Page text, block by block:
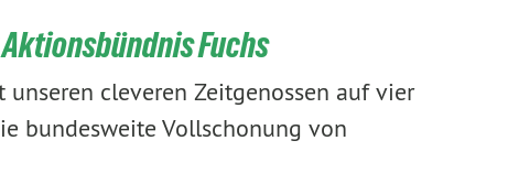
Fuchs
cleveren Zeitgenossen auf vier
bundesweite Vollschonung von